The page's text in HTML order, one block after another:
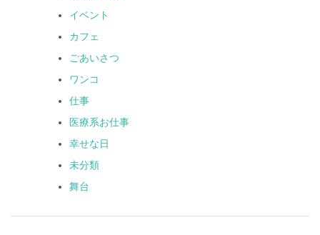
イベント
カフェ
ごあいさつ
ワンコ
仕事
医療系お仕事
幸せな日
未分類
舞台